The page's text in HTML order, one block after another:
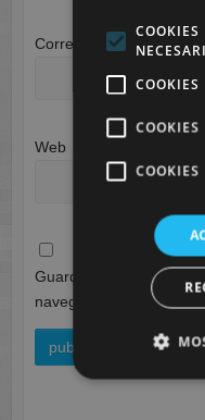
Correo electrónico*
Web
Guarda mi nombre,
navegador para la
COOKIES
COOKIES